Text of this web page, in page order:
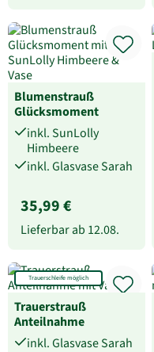
Blumenstrauß
Glücksmoment
inkl. SunLolly
Himbeere
inkl. Glasvase Sarah
35,99 €
Lieferbar ab 12.08.
Trauerschleife möglich
Trauerstrauß
Anteilnahme
inkl. Glasvase Sarah